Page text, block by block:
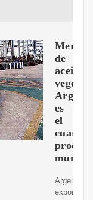
de
aceites
es
el
cuarto
Argentina
exportó